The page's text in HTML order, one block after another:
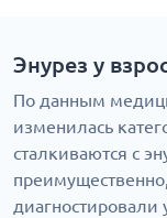
Энурез у
По данным
изменилась
сталкиваются с
диагностировали